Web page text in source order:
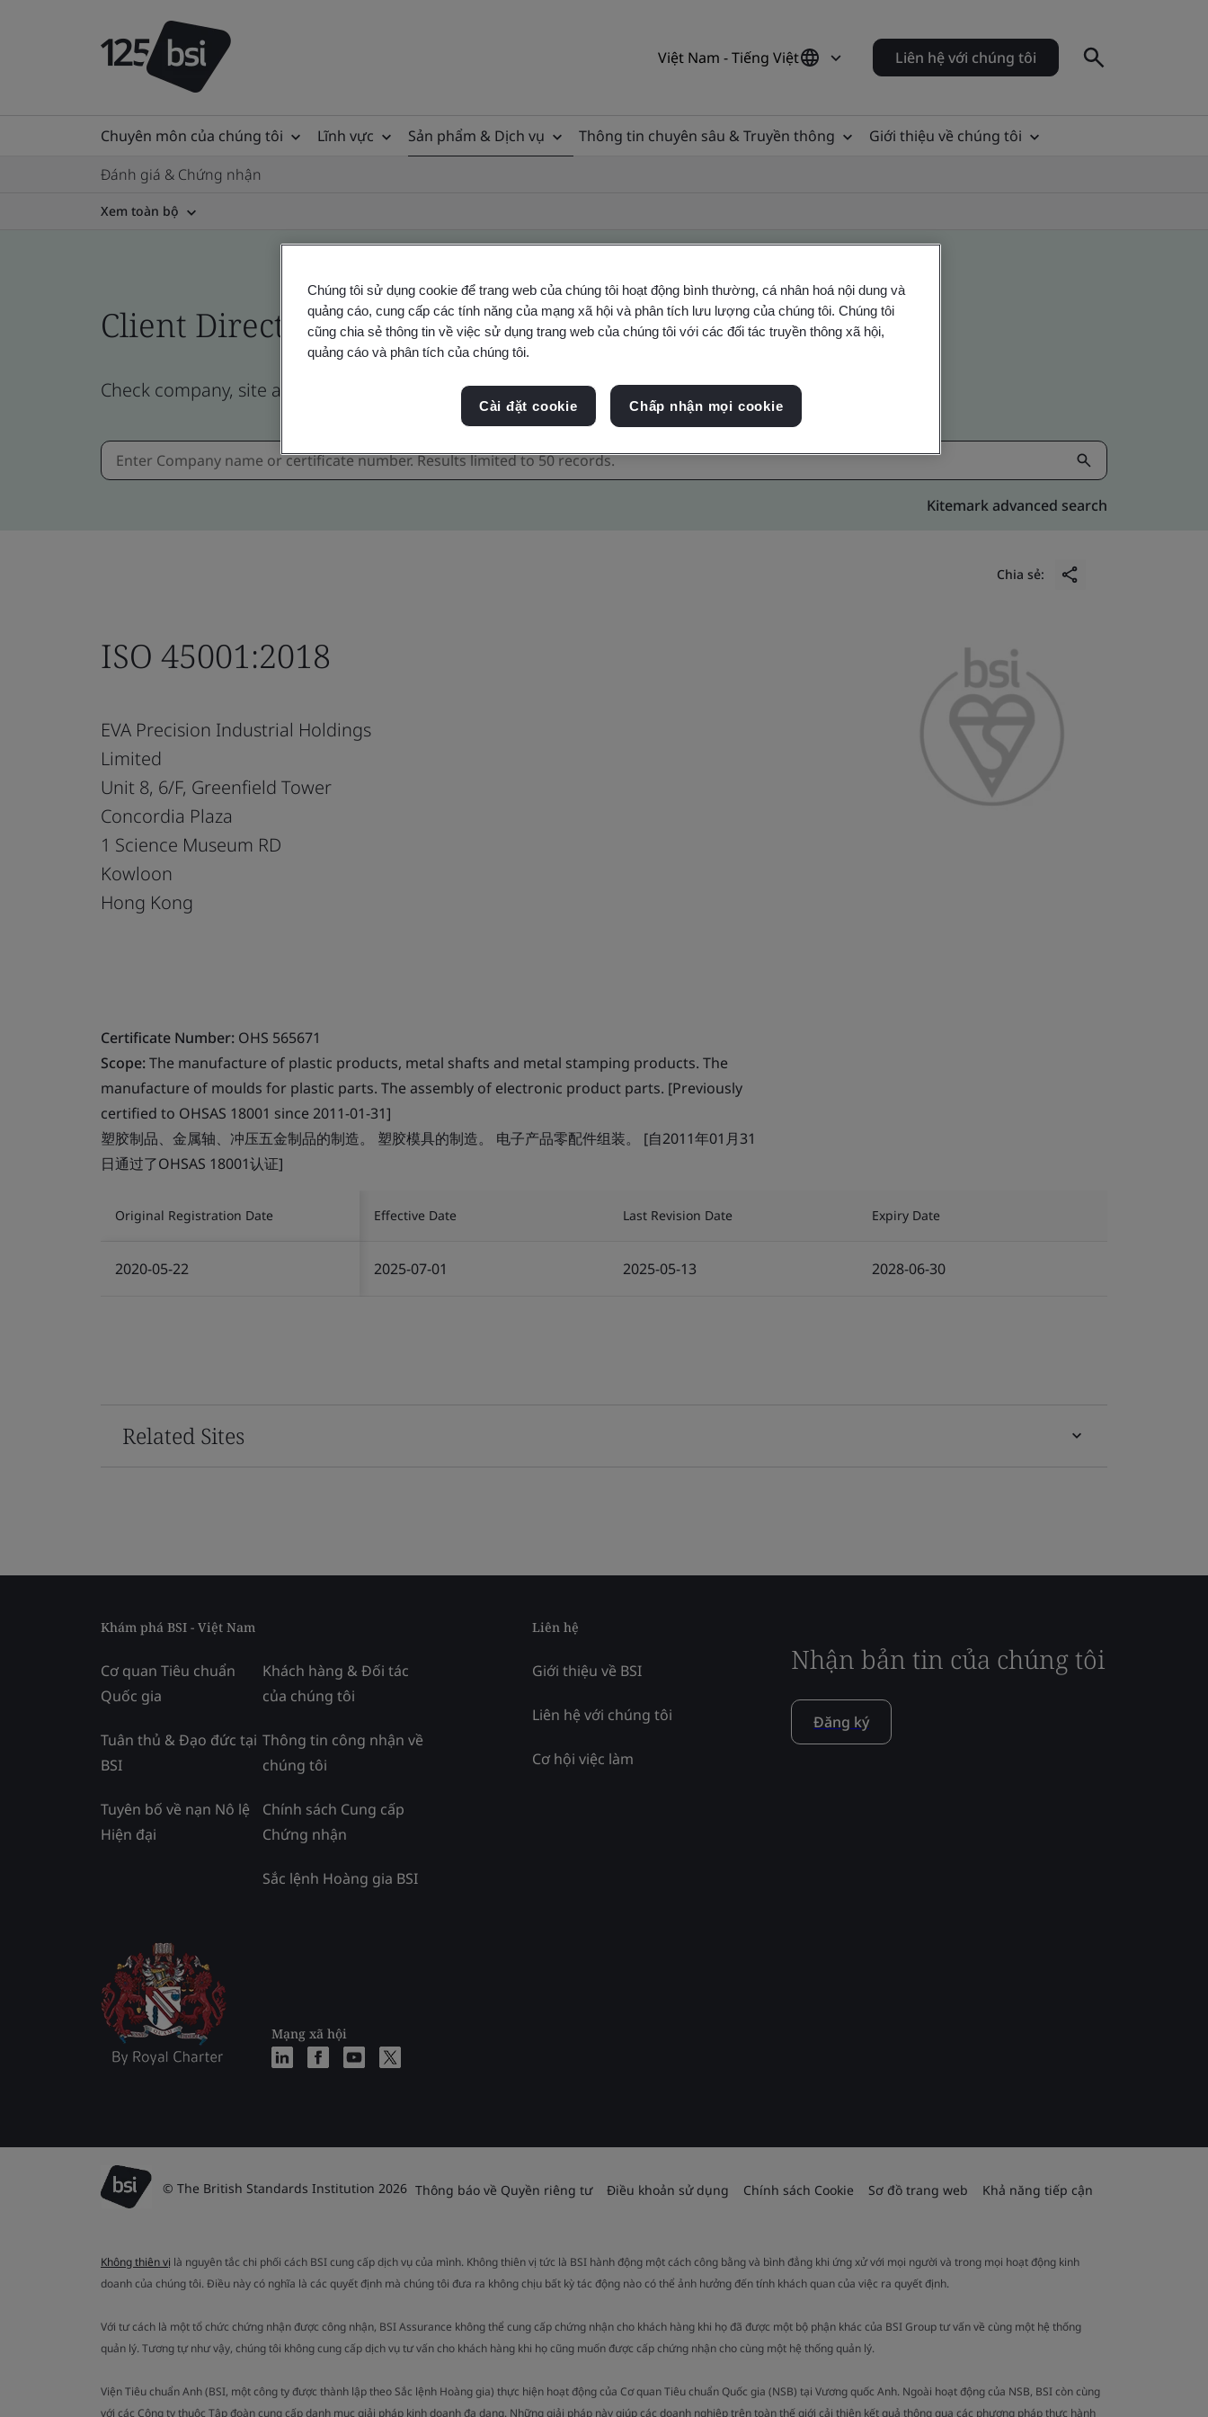
Việt Nam - Tiếng Việt Liên hệ với chúng tôi
Chuyên môn của chúng tôi Lĩnh vực Sản phẩm & Dịch vụ Thông tin chuyên sâu & Truyền thông
Giới thiệu về chúng tôi
Đánh giá & Chứng nhận
Xem toàn bộ
Client Directory certificate
Check company, site and product certificates - Validation and Verification
Kitemark advanced search
Chia sẻ:
ISO 45001:2018
EVA Precision Industrial Holdings
Limited
Unit 8, 6/F, Greenfield Tower
Concordia Plaza
1 Science Museum RD
Kowloon
Hong Kong
Certificate Number: OHS 565671
Scope:The manufacture of plastic products, metal shafts and metal stamping products. The
manufacture of moulds for plastic parts. The assembly of electronic product parts. [Previously
certified to OHSAS 18001 since 2011-01-31]
塑胶制品、金属轴、冲压五金制品的制造。 塑胶模具的制造。 电子产品零配件组装。 [自2011年01月31
日通过了OHSAS 18001认证]
Original Registration Date Effective Date Last Revision Date Expiry Date
2020-05-22 2025-07-01 2025-05-13 2028-06-30
Related Sites
Khám phá BSI - Việt Nam
Cơ quan Tiêu chuẩn
Quốc gia
Tuân thủ & Đạo đức tại
BSI
Tuyên bố về nạn Nô lệ
Hiện đại
Khách hàng & Đối tác
của chúng tôi
Thông tin công nhận về
chúng tôi
Chính sách Cung cấp
Chứng nhận
Sắc lệnh Hoàng gia BSI
Mạng xã hội
Liên hệ
Giới thiệu về BSI
Liên hệ với chúng tôi
Cơ hội việc làm
Nhận bản tin của chúng tôi
Đăng ký
© The British Standards Institution 2026 Thông báo về Quyền riêng tư Điều khoản sử dụng Chính sách Cookie Sơ đồ trang web Khả năng tiếp cận
Không thiên vị là nguyên tắc chi phối cách BSI cung cấp dịch vụ của mình. Không thiên vị tức là BSI hành động một cách công bằng và bình đẳng khi ứng xử với mọi người và trong mọi hoạt động kinh
doanh của chúng tôi. Điều này có nghĩa là các quyết định mà chúng tôi đưa ra không chịu bất kỳ tác động nào có thể ảnh hưởng đến tính khách quan của việc ra quyết định.
Với tư cách là một tổ chức chứng nhận được công nhận, BSI Assurance không thể cung cấp chứng nhận cho khách hàng khi họ đã được một bộ phận khác của BSI Group tư vấn về cùng một hệ thống
quản lý. Tương tự như vậy, chúng tôi không cung cấp dịch vụ tư vấn cho khách hàng khi họ cũng muốn được cấp chứng nhận cho cùng một hệ thống quản lý.
Viện Tiêu chuẩn Anh (BSI, một công ty được thành lập theo Sắc lệnh Hoàng gia) thực hiện hoạt động của Cơ quan Tiêu chuẩn Quốc gia (NSB) tại Vương quốc Anh. Ngoài hoạt động của NSB, BSI còn cùng
với các Công ty thuộc Tập đoàn cung cấp danh mục giải pháp kinh doanh đa dạng. Những giải pháp này giúp các doanh nghiệp trên toàn thế giới cải thiện kết quả thông qua các phương pháp thực hành
Chúng tôi sử dụng cookie để trang web của chúng tôi hoạt động bình thường, cá nhân hoá nội dung và
quảng cáo, cung cấp các tính năng của mạng xã hội và phân tích lưu lượng của chúng tôi. Chúng tôi
cũng chia sẻ thông tin về việc sử dụng trang web của chúng tôi với các đối tác truyền thông xã hội,
quảng cáo và phân tích của chúng tôi.
Cài đặt cookie Chấp nhận mọi cookie